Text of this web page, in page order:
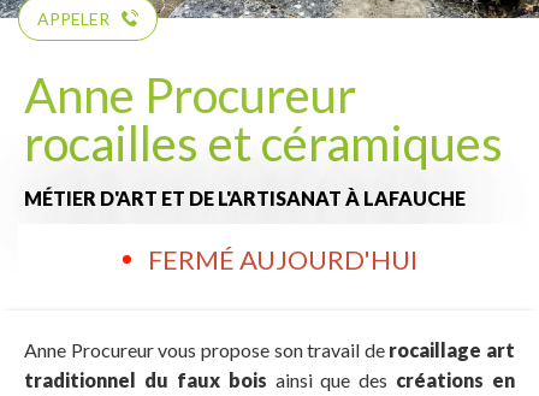
APPELER
Anne Procureur
rocailles et céramiques
MÉTIER D'ART ET DE L'ARTISANAT À LAFAUCHE
FERMÉ AUJOURD'HUI
Anne Procureur vous propose son travail de rocaillage art
traditionnel du faux bois ainsi que des créations en